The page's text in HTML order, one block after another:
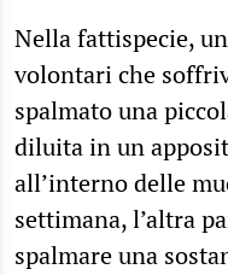
Nella fattispecie,
volontari che
spalmato una
diluita in un
all’interno delle
settimana, l’altra
spalmare una